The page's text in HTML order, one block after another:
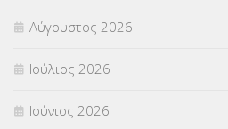
Αύγουστος 2026
Ιούλιος 2026
Ιούνιος 2026